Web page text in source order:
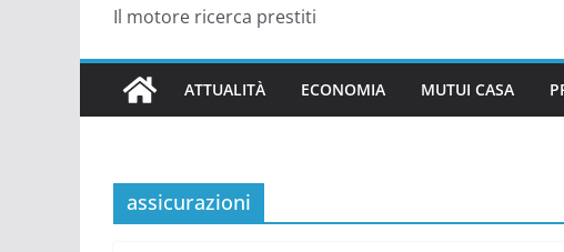
Il motore ricerca prestiti
ATTUALITÀ ECONOMIA MUTUI CASA
assicurazioni